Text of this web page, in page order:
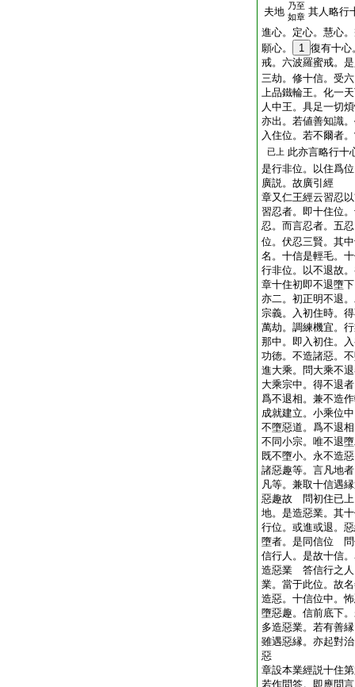
夫地 乃至
如章 其人略行
進心。定心。慧心
願心。
1 復有十心
戒。六波羅蜜戒。
三劫。修十信。受
上品鐵輪王。化一
人中王。具足一切
亦出。若値善知識
入住位。若不爾者
已上 此亦言略行十
是行非位。以住爲
廣説。故廣引經
章又仁王經云習忍
習忍者。即十住位
忍。而言忍者。五
位。伏忍三賢。其
名。十信是輕毛。
行非位。以不退故
章十住初即不退墮
亦二。初正明不退
宗義。入初住時。
萬劫。調練機宜。
那中。即入初住。
功徳。不造諸惡。
進大乘。問大乘不
大乘宗中。得不退
爲不退相。兼不造
成就建立。小乘位
不墮惡道。爲不退
不同小宗。唯不退
既不墮小。永不造
諸惡趣等。言凡地
凡等。兼取十信遇
惡趣故 問初住已上
地。是造惡業。其
行位。或進或退。
墮者。是同信位 問
信行人。是故十信
造惡業 答信行之人
業。當于此位。故
造惡。十信位中。
墮惡趣。信前底下
多造惡業。若有善
雖遇惡縁。亦起對
惡
章設本業經説十住
若作問答。即應問